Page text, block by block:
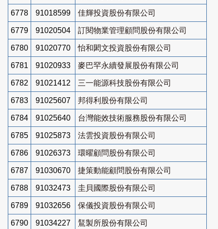
6778 91018599 佳輝投資股份有限公司
6779 91020504 訂閱物業管理顧問股份有限公司
6780 91020770 怡和閎文投資股份有限公司
6781 91020933 麥巴罕永續發展股份有限公司
6782 91021412 三一能源科技股份有限公司
6783 91025607 邦得利股份有限公司
6784 91025640 台灣能效技術服務股份有限公司
6785 91025873 法雲投資股份有限公司
6786 91026373 環曜顧問股份有限公司
6787 91030670 捷策動能顧問股份有限公司
6788 91032473 圭貝國際股份有限公司
6789 91032656 保儀投資股份有限公司
6790 91034227 鵟製所股份有限公司